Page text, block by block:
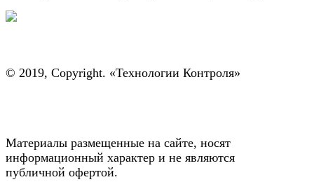
© 2019, Copyright. «Технологии Контроля»
Материалы размещенные на сайте, носят
информационный характер и не являются
публичной офертой.